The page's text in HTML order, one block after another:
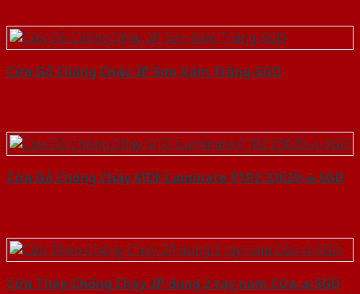
Cửa Gỗ Chống Cháy 2P Sơn Xám Trắng-SGD
Cửa Gỗ Chống Cháy MDF Laminate P1R2 23029-a-SGD
Cửa Thép Chống Cháy 2P dung 2 tay nam Cửa-a-SGD